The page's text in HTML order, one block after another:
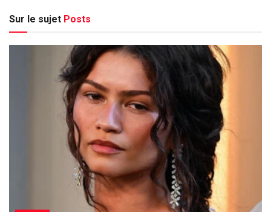
Sur le sujet Posts